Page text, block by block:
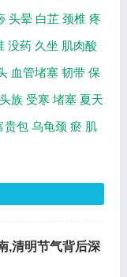
头晕 白芷 颈椎 疼
没药 久坐 肌肉酸
血管堵塞 韧带 保
族 受寒 堵塞 夏天
贵包 乌龟颈 瘀 肌
,清明节气背后深